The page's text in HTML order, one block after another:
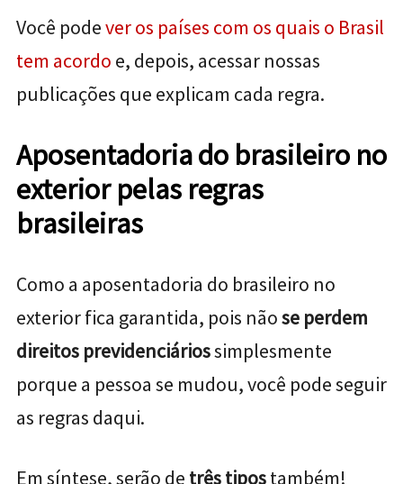
Você podever os países com os quais o Brasil
tem acordo e, depois, acessar nossas
publicações que explicam cada regra.
Aposentadoria do brasileiro no
exterior pelas regras
brasileiras
Como a aposentadoria do brasileiro no
exterior fica garantida, pois nãose perdem
direitos previdenciáriossimplesmente
porque a pessoa se mudou, você pode seguir
as regras daqui.
Em síntese, serão de três tipostambém!